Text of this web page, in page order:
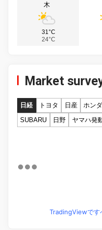
木
31°C
24°C
Market
日経 トヨタ 日産 ホンダ
SUBARU
日野 ヤマハ発
TradingViewです